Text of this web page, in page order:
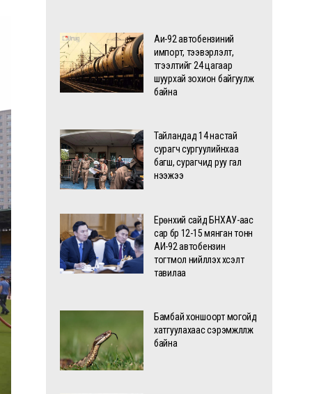
Аи-92 автобензиний
импорт, тээвэрлэлт,
түгээлтийг 24 цагаар
шуурхай зохион байгуулж
байна
Тайландад 14 настай
сурагч сургуулийнхаа
багш, сурагчид руу гал
нээжээ
Ерөнхий сайд БНХАУ-аас
сар бүр 12-15 мянган тонн
АИ-92 автобензин
тогтмол нийлүүлэх хүсэлт
тавилаа
Бамбай хоншоорт могойд
хатгуулахаас сэрэмжлүүлж
байна